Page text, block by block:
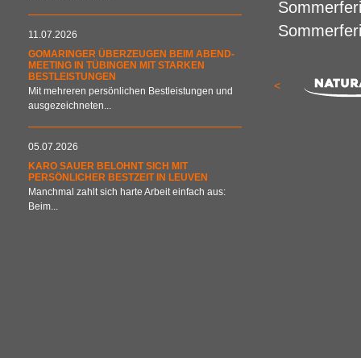
11.07.2026
GOMARINGER ÜBERZEUGEN BEIM ABEND-
MEETING IN TÜBINGEN MIT STARKEN
BESTLEISTUNGEN
Mit mehreren persönlichen Bestleistungen und
ausgezeichneten...
05.07.2026
KARO SAUER BELOHNT SICH MIT
PERSÖNLICHER BESTZEIT IN LEUVEN
Manchmal zahlt sich harte Arbeit einfach aus:
Beim...
<